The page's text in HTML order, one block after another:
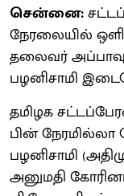
சென்னை:
நேரலையில்
தலைவர்
பழனிசாமி
தமிழக
பின் நேரமில்லா
பழனிசாமி
அனுமதி